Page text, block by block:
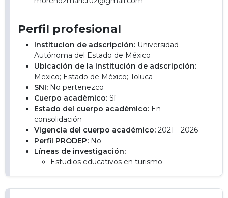
Perfil profesional
Institucion de adscripción: Universidad
Autónoma del Estado de México
Ubicación de la institución de adscripción:
Mexico; Estado de México; Toluca
SNI: No pertenezco
Cuerpo académico: Sí
Estado del cuerpo académico: En
consolidación
Vigencia del cuerpo académico: 2021 - 2026
Perfil PRODEP: No
Líneas de investigación:
Estudios educativos en turismo